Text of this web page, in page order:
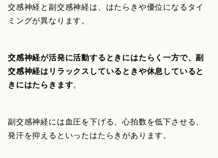
交感神経と副交感神経は、はたらきや優位になるタイ
ミングが異なります。
交感神経が活発に活動するときにはたらく一方で、副
交感神経はリラックスしているときや休息していると
きにはたらきます。
副交感神経には血圧を下げる、心拍数を低下させる、
発汗を抑えるといったはたらきがあります。